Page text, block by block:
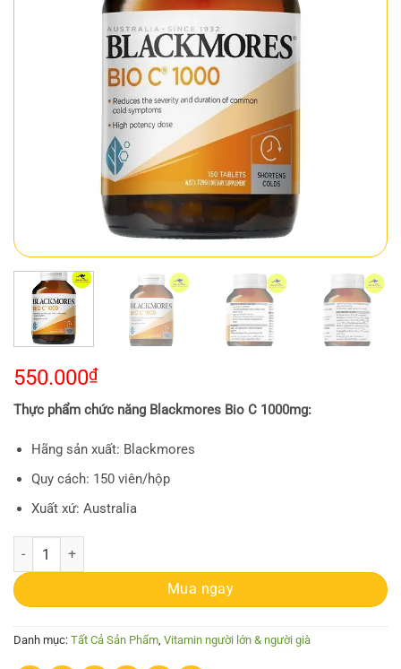
550.000₫
Thực phẩm chức năng Blackmores Bio C 1000mg:
Hãng sản xuất: Blackmores
Quy cách: 150 viên/hộp
Xuất xứ: Australia
Blackmores Bio C 1000mg - Viên uống bổ sung Vitamin C (150 viên)
Mua ngay
Danh mục: Tất Cả Sản Phẩm, Vitamin người lớn & người già